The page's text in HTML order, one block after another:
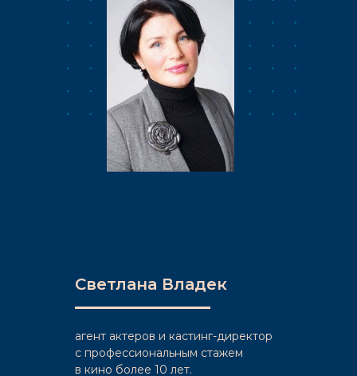
Светлана Владек
агент актеров и кастинг-директор
c профессиональным стажем
в кино более 10 лет.